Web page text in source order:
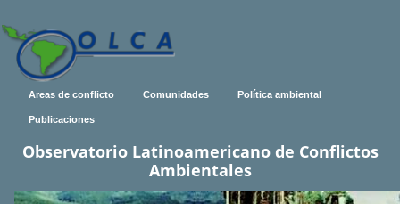
Areas de conflicto Comunidades Política ambiental
Publicaciones
Observatorio Latinoamericano de Conflictos
Ambientales